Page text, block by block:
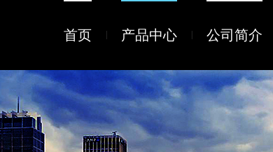
首页 产品中心 公司简介